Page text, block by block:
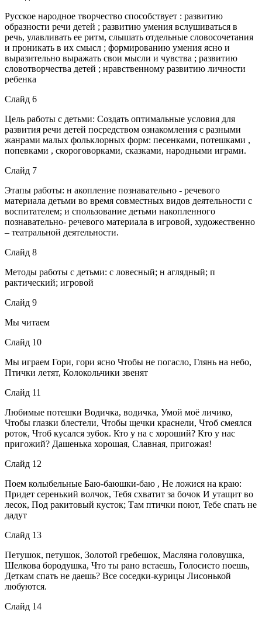
Русское народное творчество способствует : развитию
образности речи детей ; развитию умения вслушиваться в
речь, улавливать ее ритм, слышать отдельные словосочетания
и проникать в их смысл ; формированию умения ясно и
выразительно выражать свои мысли и чувства ; развитию
словотворчества детей ; нравственному развитию личности
ребенка
Слайд 6
Цель работы с детьми: Создать оптимальные условия для
развития речи детей посредством ознакомления с разными
жанрами малых фольклорных форм: песенками, потешками ,
попевками , скороговорками, сказками, народными играми.
Слайд 7
Этапы работы: н акопление познавательно - речевого
материала детьми во время совместных видов деятельности с
воспитателем; и спользование детьми накопленного
познавательно- речевого материала в игровой, художественно
– театральной деятельности.
Слайд 8
Методы работы с детьми: с ловесный; н аглядный; п
рактический; игровой
Слайд 9
Мы читаем
Слайд 10
Мы играем Гори, гори ясно Чтобы не погасло, Глянь на небо,
Птички летят, Колокольчики звенят
Слайд 11
Любимые потешки Водичка, водичка, Умой моё личико,
Чтобы глазки блестели, Чтобы щечки краснели, Чтоб смеялся
роток, Чтоб кусался зубок. Кто у на с хороший? Кто у нас
пригожий? Дашенька хорошая, Славная, пригожая!
Слайд 12
Поем колыбельные Баю-баюшки-баю , Не ложися на краю:
Придет серенький волчок, Тебя схватит за бочок И утащит во
лесок, Под ракитовый кусток; Там птички поют, Тебе спать не
дадут
Слайд 13
Петушок, петушок, Золотой гребешок, Масляна головушка,
Шелкова бородушка, Что ты рано встаешь, Голосисто поешь,
Деткам спать не даешь? Все соседки-курицы Лисонькой
любуются.
Слайд 14